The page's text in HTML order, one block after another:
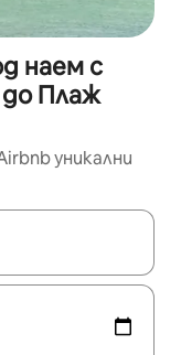
наем с
Плаж
уникални